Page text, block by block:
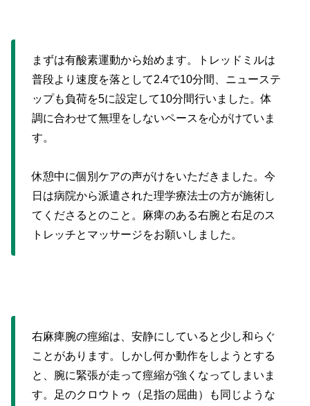
まずは有酸素運動から始めます。トレッドミルは
普段より速度を落として2.4で10分間、ニューステ
ップも負荷を5に設定して10分間行いました。体
調に合わせて無理をしないペースを心がけていま
す。
休憩中に個別ケアの声がけをいただきました。今
日は病院から派遣された理学療法士の方が施術し
てくださるとのこと。麻痺のある右腕と右足のス
トレッチとマッサージをお願いしました。
右麻痺腕の痙縮は、安静にしていると少し和らぐ
ことがあります。しかし何か動作をしようとする
と、腕に緊張が走って痙縮が強くなってしまいま
す。足のクロウトゥ（足指の屈曲）も同じような